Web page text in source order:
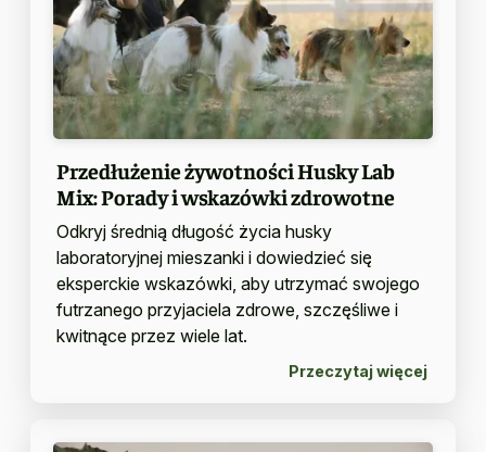
Przedłużenie żywotności Husky Lab
Mix: Porady i wskazówki zdrowotne
Odkryj średnią długość życia husky
laboratoryjnej mieszanki i dowiedzieć się
eksperckie wskazówki, aby utrzymać swojego
futrzanego przyjaciela zdrowe, szczęśliwe i
kwitnące przez wiele lat.
Przeczytaj więcej